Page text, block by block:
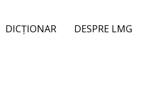
DICȚIONAR DESPRE LMG